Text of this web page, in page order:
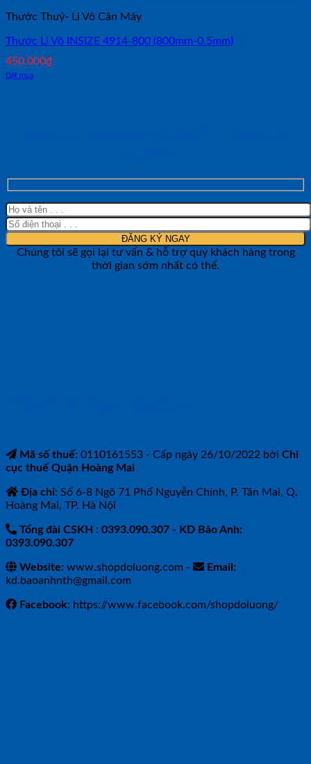
Thước Thuỷ- Li Vô Cân Máy
Thước Li Vô INSIZE 4914-800 (800mm-0.5mm)
450,000₫
Đặt mua
Chúng tôi sẽ gọi lại tư vấn & hỗ trợ quý khách hàng trong
thời gian sớm nhất có thể.
Mã số thuế: 0110161553 - Cấp ngày 26/10/2022 bởi Chi
cục thuế Quận Hoàng Mai
Địa chỉ: Số 6-8 Ngõ 71 Phố Nguyễn Chính, P. Tân Mai, Q.
Hoàng Mai, TP. Hà Nội
Tổng đài CSKH : 0393.090.307 - KD Bảo Anh:
0393.090.307
Website: www.shopdoluong.com -
Email:
kd.baoanhnth@gmail.com
Facebook: https://www.facebook.com/shopdoluong/